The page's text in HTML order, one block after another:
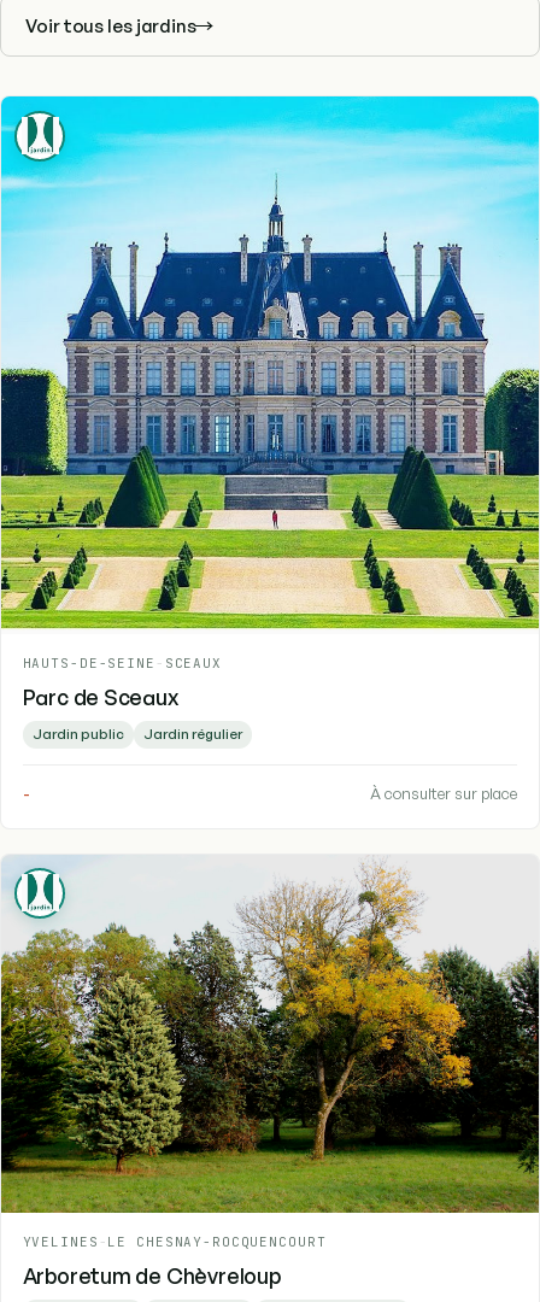
Voir tous les jardins
HAUTS-DE-SEINE - SCEAUX
Parc de Sceaux
Jardin public Jardin régulier
- À consulter sur place
YVELINES - LE CHESNAY-ROCQUENCOURT
Arboretum de Chèvreloup